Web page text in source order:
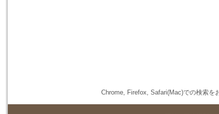
Chrome, Firefox, Safari(Mac)での検索を